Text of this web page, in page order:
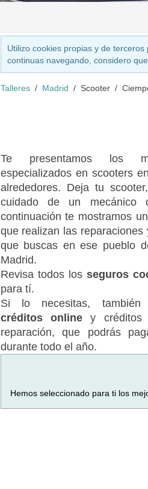
Utilizo cookies propias y de
continuas navegando, considero
Talleres Madrid Scooter
Te presentamos los
especializados en scooters
alrededores. Deja tu
cuidado de un mecánico
continuación te mostramos
que realizan las reparaciones
que buscas en ese pueblo
Madrid.
Revisa todos los seguros
para tí.
Si lo necesitas, también
créditos onliney créditos
reparación, que podrás
durante todo el año.
Hemos seleccionado para ti los